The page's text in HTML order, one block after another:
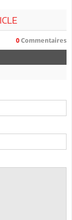
0 Commentaires